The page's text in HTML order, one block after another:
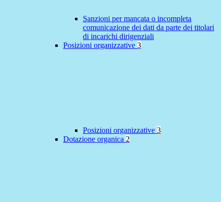
Sanzioni per mancata o incompleta
comunicazione dei dati da parte dei titolari
di incarichi dirigenziali
Posizioni organizzative 3
Posizioni organizzative 3
Dotazione organica 2